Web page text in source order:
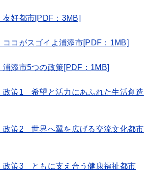
好都市[PDF：3MB]
コがスゴイよ浦添市[PDF：1MB]
添市5つの政策[PDF：1MB]
策1 希望と活力にあふれた生活創造
策2 世界へ翼を広げる交流文化都市
策3 ともに支え合う健康福祉都市